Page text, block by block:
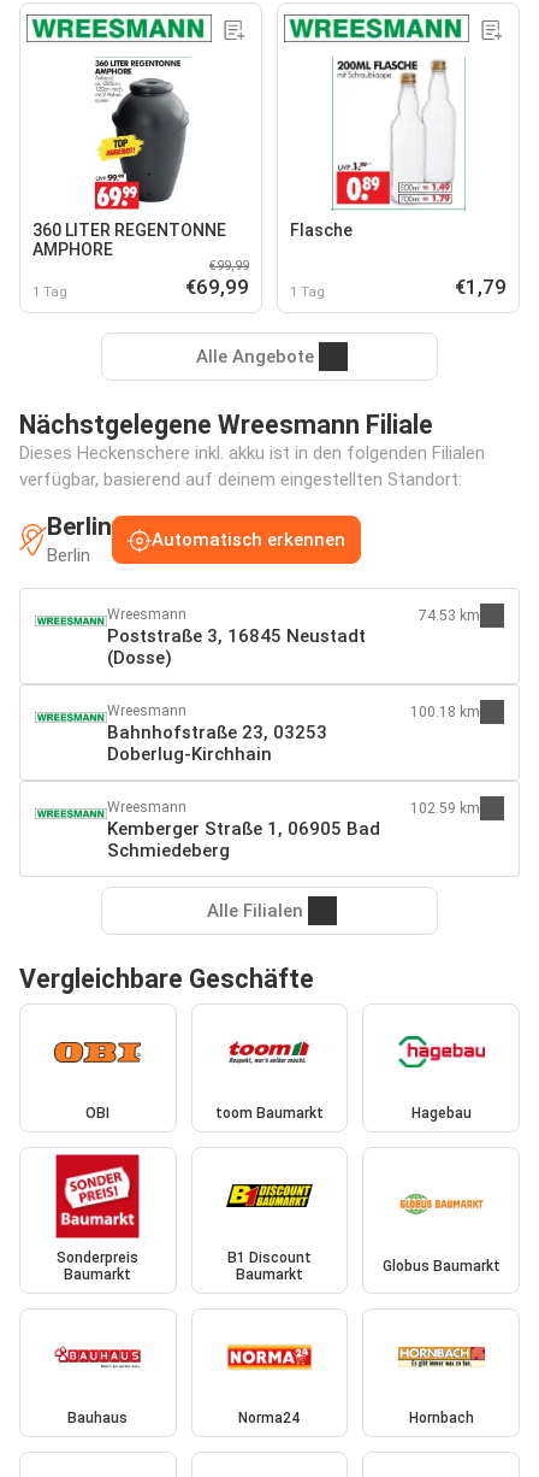
360 LITER REGENTONNE
AMPHORE
1 Tag
€99,99
€69,99
Flasche
1 Tag €1,79
Alle Angebote
Nächstgelegene Wreesmann Filiale
Dieses Heckenschere inkl. akku ist in den folgenden Filialen
verfügbar, basierend auf deinem eingestellten Standort:
Berlin
Berlin
Automatisch erkennen
Wreesmann
Poststraße 3, 16845 Neustadt
(Dosse)
74.53 km
Wreesmann
Bahnhofstraße 23, 03253
Doberlug-Kirchhain
100.18 km
Wreesmann
Kemberger Straße 1, 06905 Bad
Schmiedeberg
102.59 km
Alle Filialen
Vergleichbare Geschäfte
OBI toom Baumarkt Hagebau
Sonderpreis
Baumarkt
B1 Discount
Baumarkt
Globus Baumarkt
Bauhaus Norma24 Hornbach